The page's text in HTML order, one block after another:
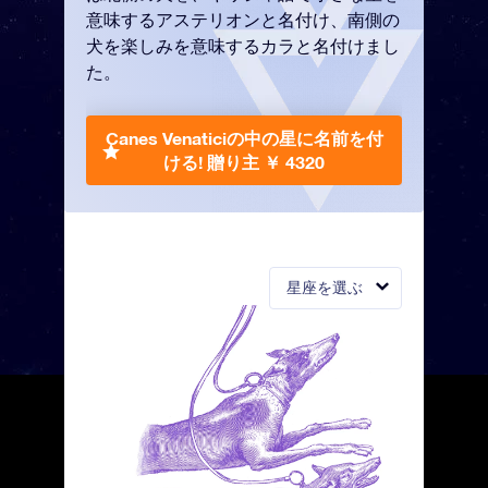
星座を選ぶ
意味するアステリオンと名付け、南側の
犬を楽しみを意味するカラと名付けまし
た。
Canes Venaticiの中の星に名前を付
ける! 贈り主 ￥ 4320